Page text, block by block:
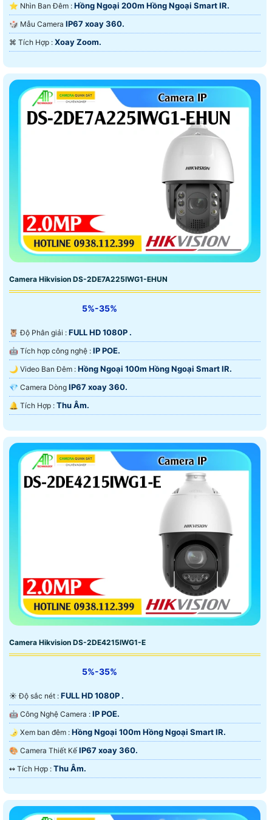
⭐ Nhìn Ban Đêm : Hồng Ngoại 200m Hồng Ngoại Smart IR.
🎲 Mẫu Camera IP67 xoay 360.
️⌘ Tích Hợp : Xoay Zoom.
Camera Hikvision DS-2DE7A225IWG1-EHUN
5%-35%
🦉 Độ Phân giải : FULL HD 1080P .
🤖️ Tích hợp công nghệ : IP POE.
🌙 Video Ban Đêm : Hồng Ngoại 100m Hồng Ngoại Smart IR.
💎 Camera Dòng IP67 xoay 360.
️🔔 Tích Hợp : Thu Âm.
Camera Hikvision DS-2DE4215IWG1-E
5%-35%
☀️ Độ sắc nét : FULL HD 1080P .
🤖️ Công Nghệ Camera : IP POE.
🌛 Xem ban đêm : Hồng Ngoại 100m Hồng Ngoại Smart IR.
🎨 Camera Thiết Kế IP67 xoay 360.
️↭ Tích Hợp : Thu Âm.